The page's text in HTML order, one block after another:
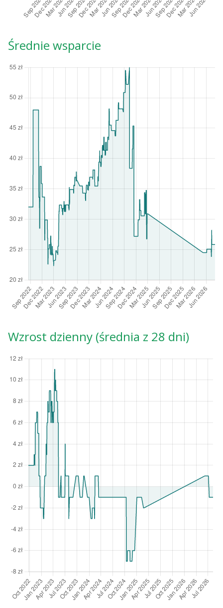
Średnie wsparcie
Wzrost dzienny (średnia z 28 dni)